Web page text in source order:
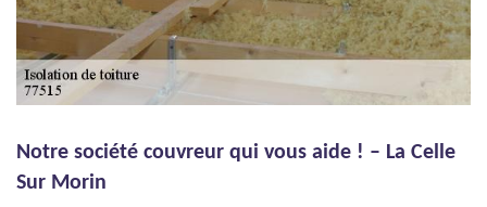
Notre société couvreur qui vous aide ! – La Celle
Sur Morin